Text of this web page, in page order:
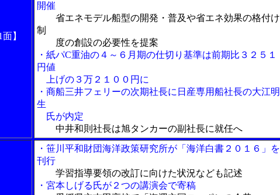
】
開催
省エネモデル船型の開発・普及や省エネ効果の格付け
制
度の創設の必要性を提案
・紙パC重油の４～６月期の仕切り基準は前期比３２５１
円値
上げの３万２１００円に
・商船三井フェリーの次期社長に日産専用船社長の大江明
生
氏が内定
中井和則社長は旭タンカーの副社長に就任へ
・笹川平和財団海洋政策研究所が「海洋白書２０１６」を
刊行
学習指導要領の改訂に向けた状況なども記述
・宮本しげる氏が２つの講演会で寄稿